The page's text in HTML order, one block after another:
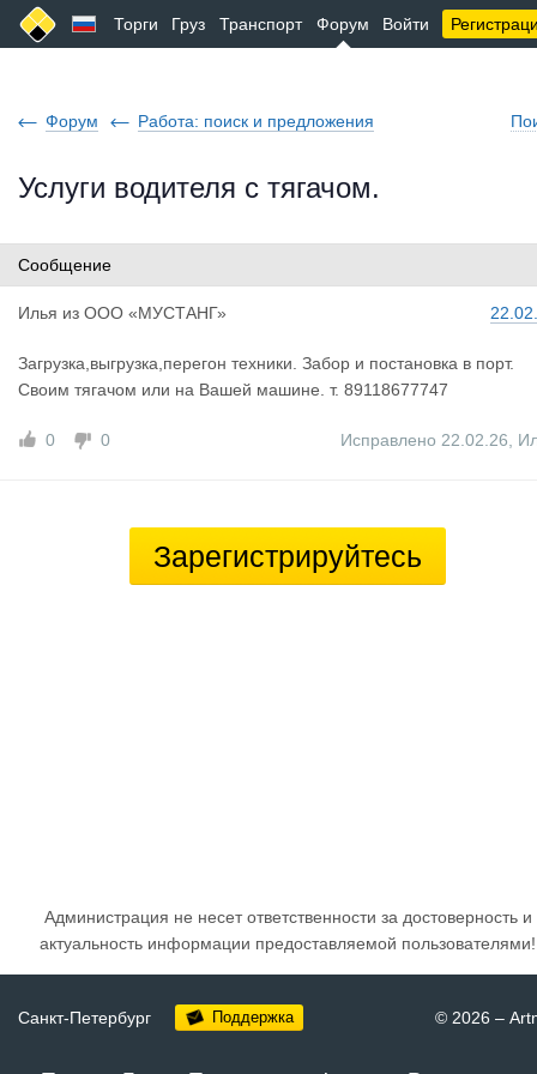
Торги Груз Транспорт Форум Войти
Форум Работа: поиск и предложения
Услуги водителя с тягачом.
Сообщение
Илья из ООО «МУСТАНГ»
Загрузка,выгрузка,перегон техники. Забор и постановка в порт.
Своим тягачом или на Вашей машине. т. 89118677747
0 0 Исправлено 22.02.26
Зарегистрируйтесь
Администрация не несет ответственности за достоверность и
актуальность информации предоставляемой пользователями!
Санкт-Петербург Поддержка © 2026 –